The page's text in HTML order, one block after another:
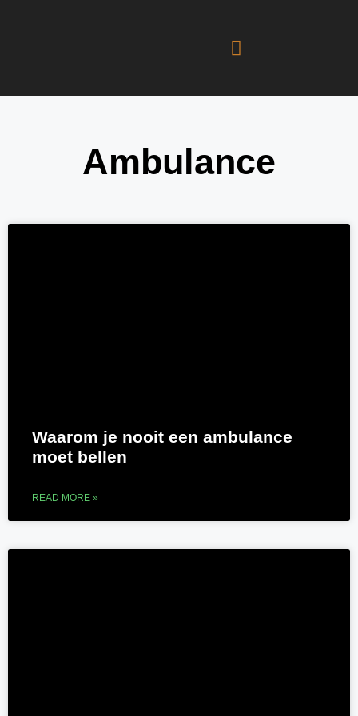
Ambulance
Waarom je nooit een ambulance
moet bellen
READ MORE »